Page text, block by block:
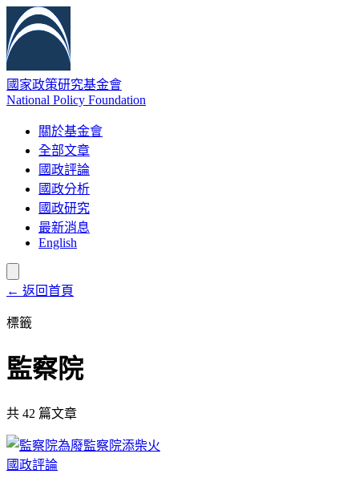
國家政策研究基金會
National Policy Foundation
關於基金會
全部文章
國政評論
國政分析
國政研究
最新消息
English
← 返回首頁
標籤
監察院
共 42 篇文章
國政評論